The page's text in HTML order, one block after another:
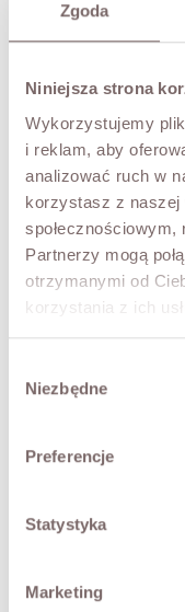
Zgoda
Niniejsza strona
Wykorzystujemy
i reklam, aby
analizować ruch w
korzystasz z naszej
Partnerzy mogą
otrzymanymi od
korzystania z ich
zgody
Niezbędne
Preferencje
Statystyka
Marketing
nadając całości
sylwetki.
elegancji i
sylwetki.
podszewka
wygodę. To
satynowych
stylowe zestawy
- wiązanie w talii
- szeroki kołnierz
Modelka ma 173